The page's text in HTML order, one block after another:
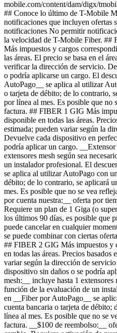
mobile.com/content/dam/digx/
## Conoce lo último de T-Mobile
notificaciones que incluyen ofertas
notificaciones No permitir
la velocidad de T-Mobile Fiber.
Más impuestos y cargos
las áreas. El precio se basa en el
verificar la dirección de servicio.
o podría aplicarse un cargo. El
AutoPago__ se aplica al utilizar
o tarjeta de débito; de lo contrario,
por línea al mes. Es posible que no
factura. ## FIBER 1 GIG Más
disponible en todas las áreas.
estimada; pueden variar según la
Devuelve cada dispositivo en
podría aplicar un cargo.
extensores mesh según sea
un instalador profesional. El
se aplica al utilizar AutoPago con
débito; de lo contrario, se aplicará
mes. Es posible que no se vea
por cuenta nuestra:__ oferta por
Requiere un plan de 1 Giga (o
los últimos 90 días, es posible que
puede cancelar en cualquier
se puede combinar con ciertas
## FIBER 2 GIG Más impuestos y
en todas las áreas. Precios
variar según la dirección de
dispositivo sin daños o se podría
mesh:__ incluye hasta 1 extensores
función de la evaluación de un
en __Fiber por AutoPago__ se
cuenta bancaria o tarjeta de débito;
línea al mes. Es posible que no se
factura. __$100 de reembolso:__